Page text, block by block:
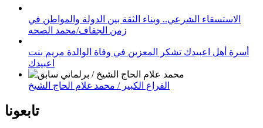
الاستسقاء الشرعي.. وبناء الثقة بين الدولة والمواطن في
زمن الجفاف/محمد الصحه
أسرة أهل اعبيدك تشكر المعزين في وفاة الوالدة مريم بنت
اعبيدك
الفراغ الكبير / محمد غلام الحاج الشيخ
تابعونا